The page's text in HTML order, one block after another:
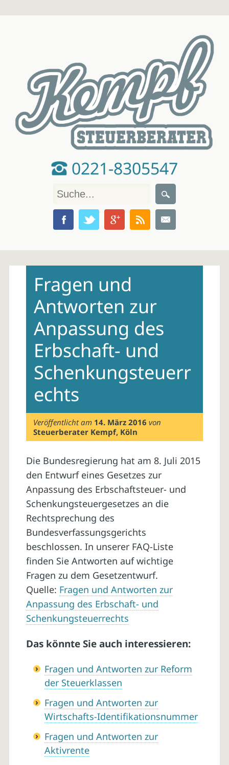
0221-8305547
contentFragen und
Antworten zur
Anpassung des
Erbschaft- und
Schenkungsteuerr
echts
Veröffentlicht am 14. März 2016 von
Steuerberater Kempf, Köln
Die Bundesregierung hat am 8. Juli 2015
den Entwurf eines Gesetzes zur
Anpassung des Erbschaftsteuer- und
Schenkungsteuergesetzes an die
Rechtsprechung des
Bundesverfassungsgerichts
beschlossen. In unserer FAQ-Liste
finden Sie Antworten auf wichtige
Fragen zu dem Gesetzentwurf.
Quelle: Fragen und Antworten zur
Anpassung des Erbschaft- und
Schenkungsteuerrechts
Das könnte Sie auch interessieren:
Fragen und Antworten zur Reform
der Steuerklassen
Fragen und Antworten zur
Wirtschafts-Identifikationsnummer
Fragen und Antworten zur
Aktivrente